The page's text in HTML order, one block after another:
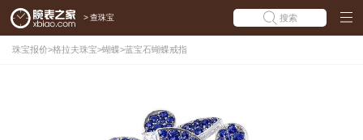
> 查珠宝 搜索
珠宝报价>格拉夫珠宝>蝴蝶>蓝宝石蝴蝶戒指